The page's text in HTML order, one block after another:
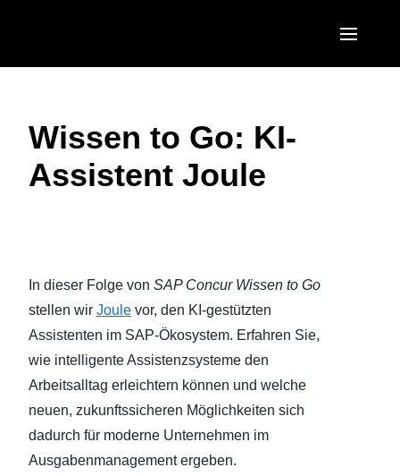
United States (English)
Canada (English)
EUROPE
United Kingdom (English)
Italia (Italiano)
Nederlands (English)
Sweden (English)
Finland (English)
ASIA PACIFIC
日本（日本語)
Singapore (English)
Wissen to Go: KI-
Assistent Joule
In dieser Folge von SAP Concur Wissen to Go
stellen wir Joule vor, den KI-gestützten
Assistenten im SAP-Ökosystem. Erfahren Sie,
wie intelligente Assistenzsysteme den
Arbeitsalltag erleichtern können und welche
neuen, zukunftssicheren Möglichkeiten sich
dadurch für moderne Unternehmen im
Ausgabenmanagement ergeben.